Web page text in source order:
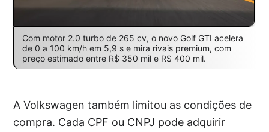
Com motor 2.0 turbo de 265 cv, o novo Golf GTI acelera
de 0 a 100 km/h em 5,9 s e mira rivais premium, com
preço estimado entre R$ 350 mil e R$ 400 mil.
A Volkswagen também limitou as condições de
compra. Cada CPF ou CNPJ pode adquirir